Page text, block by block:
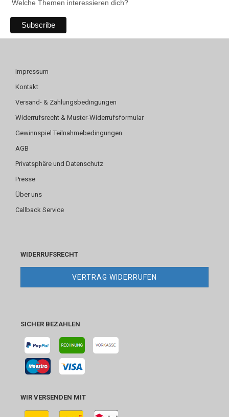
Welche Themen interessieren dich?
Impressum
Kontakt
Versand- & Zahlungsbedingungen
Widerrufsrecht & Muster-Widerrufsformular
Gewinnspiel Teilnahmebedingungen
AGB
Privatsphäre und Datenschutz
Presse
Über uns
Callback Service
WIDERRUFSRECHT
VERTRAG WIDERRUFEN
SICHER BEZAHLEN
WIR VERSENDEN MIT